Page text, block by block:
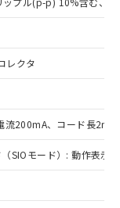
レクタ
流200mA、コード長2m
SIOモード）: 動作表示